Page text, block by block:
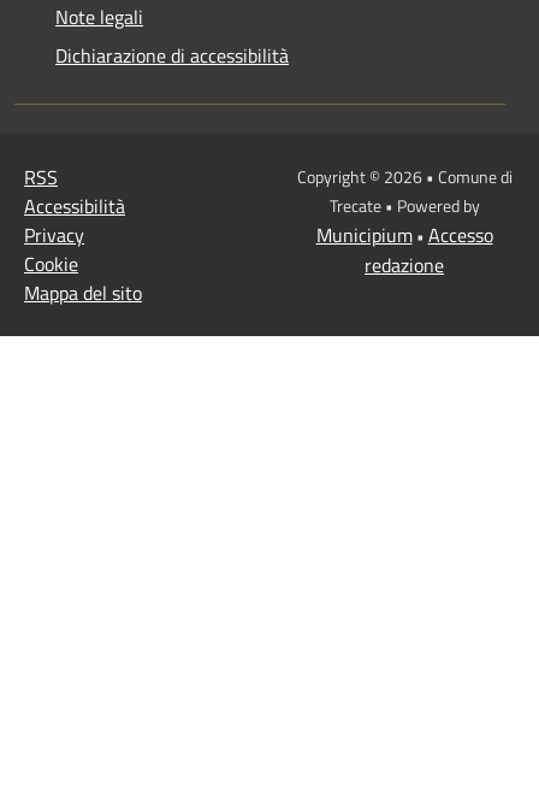
Note legali
Dichiarazione di accessibilità
RSS
Accessibilità
Privacy
Cookie
Mappa del sito
Copyright © 2026 • Comune di
Trecate • Powered by
Municipium• Accesso
redazione